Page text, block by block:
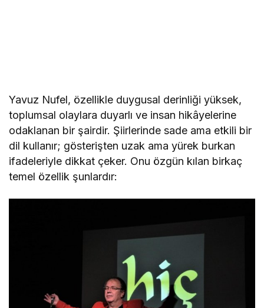
Yavuz Nufel, özellikle duygusal derinliği yüksek,
toplumsal olaylara duyarlı ve insan hikâyelerine
odaklanan bir şairdir. Şiirlerinde sade ama etkili bir
dil kullanır; gösterişten uzak ama yürek burkan
ifadeleriyle dikkat çeker. Onu özgün kılan birkaç
temel özellik şunlardır: